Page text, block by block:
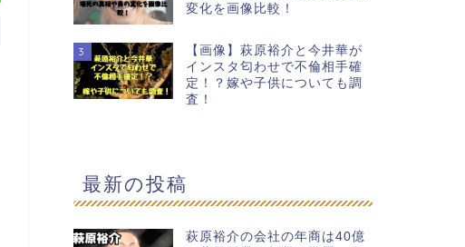
変化を画像比較！
3
【画像】萩原裕介と今井華が
インスタ匂わせで不倫相手確
定！？嫁や子供についても調
査！
最新の投稿
萩原裕介の会社の年商は40億